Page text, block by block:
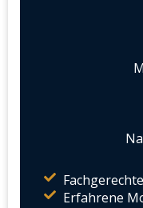
Erfahrene